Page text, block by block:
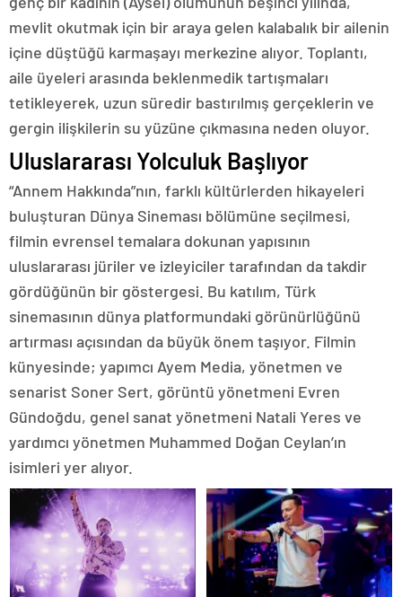
mevlit okutmak için bir araya gelen kalabalık bir ailenin
içine düştüğü karmaşayı merkezine alıyor. Toplantı,
aile üyeleri arasında beklenmedik tartışmaları
tetikleyerek, uzun süredir bastırılmış gerçeklerin ve
gergin ilişkilerin su yüzüne çıkmasına neden oluyor.
Uluslararası Yolculuk Başlıyor
“Annem Hakkında”nın, farklı kültürlerden hikayeleri
buluşturan Dünya Sineması bölümüne seçilmesi,
filmin evrensel temalara dokunan yapısının
uluslararası jüriler ve izleyiciler tarafından da takdir
gördüğünün bir göstergesi. Bu katılım, Türk
sinemasının dünya platformundaki görünürlüğünü
artırması açısından da büyük önem taşıyor. Filmin
künyesinde; yapımcı Ayem Media, yönetmen ve
senarist Soner Sert, görüntü yönetmeni Evren
Gündoğdu, genel sanat yönetmeni Natali Yeres ve
yardımcı yönetmen Muhammed Doğan Ceylan’ın
isimleri yer alıyor.